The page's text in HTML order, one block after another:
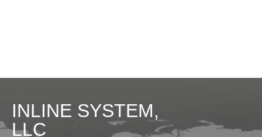
INLINE SYSTEM,
LLC